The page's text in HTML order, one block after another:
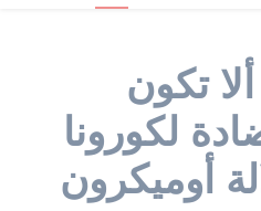
تكون
لكورونا
أوميكرون